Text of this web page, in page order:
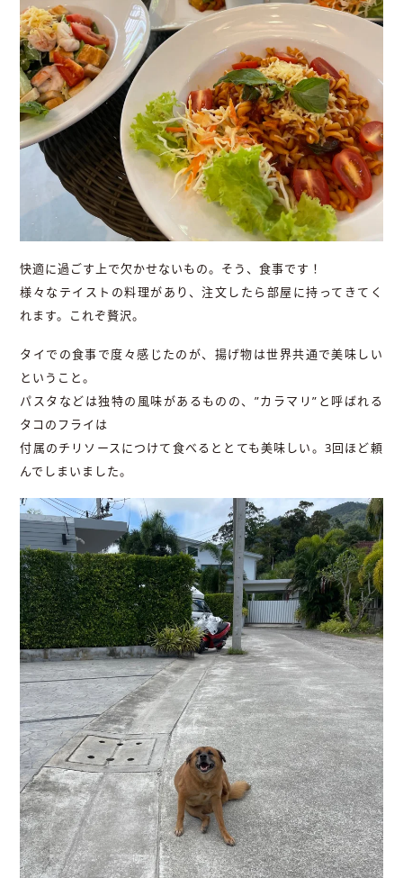
快適に過ごす上で欠かせないもの。そう、食事です！
様々なテイストの料理があり、注文したら部屋に持ってきてく
れます。これぞ贅沢。
タイでの食事で度々感じたのが、揚げ物は世界共通で美味しい
ということ。
パスタなどは独特の風味があるものの、”カラマリ”と呼ばれる
タコのフライは
付属のチリソースにつけて食べるととても美味しい。3回ほど頼
んでしまいました。